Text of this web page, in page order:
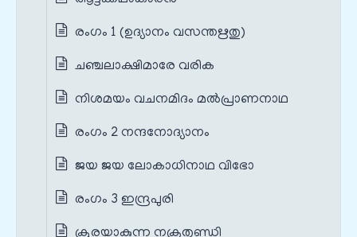
രംഗം 1 (ഉദ്യാനം വസന്തഋതു)
ചഞ്ചലാക്ഷിമാരേ വരിക
നിശമയം വചനമിദം മൽപ്രാണനാഥ
രംഗം 2 നന്ദനോദ്യാനം
ജയ ജയ ലോകാധിനാഥ വിഭോ
രംഗം 3 ഇന്ദ്രപുരി
ക്രൂരയാകുന്ന നക്രതുണ്ഡി